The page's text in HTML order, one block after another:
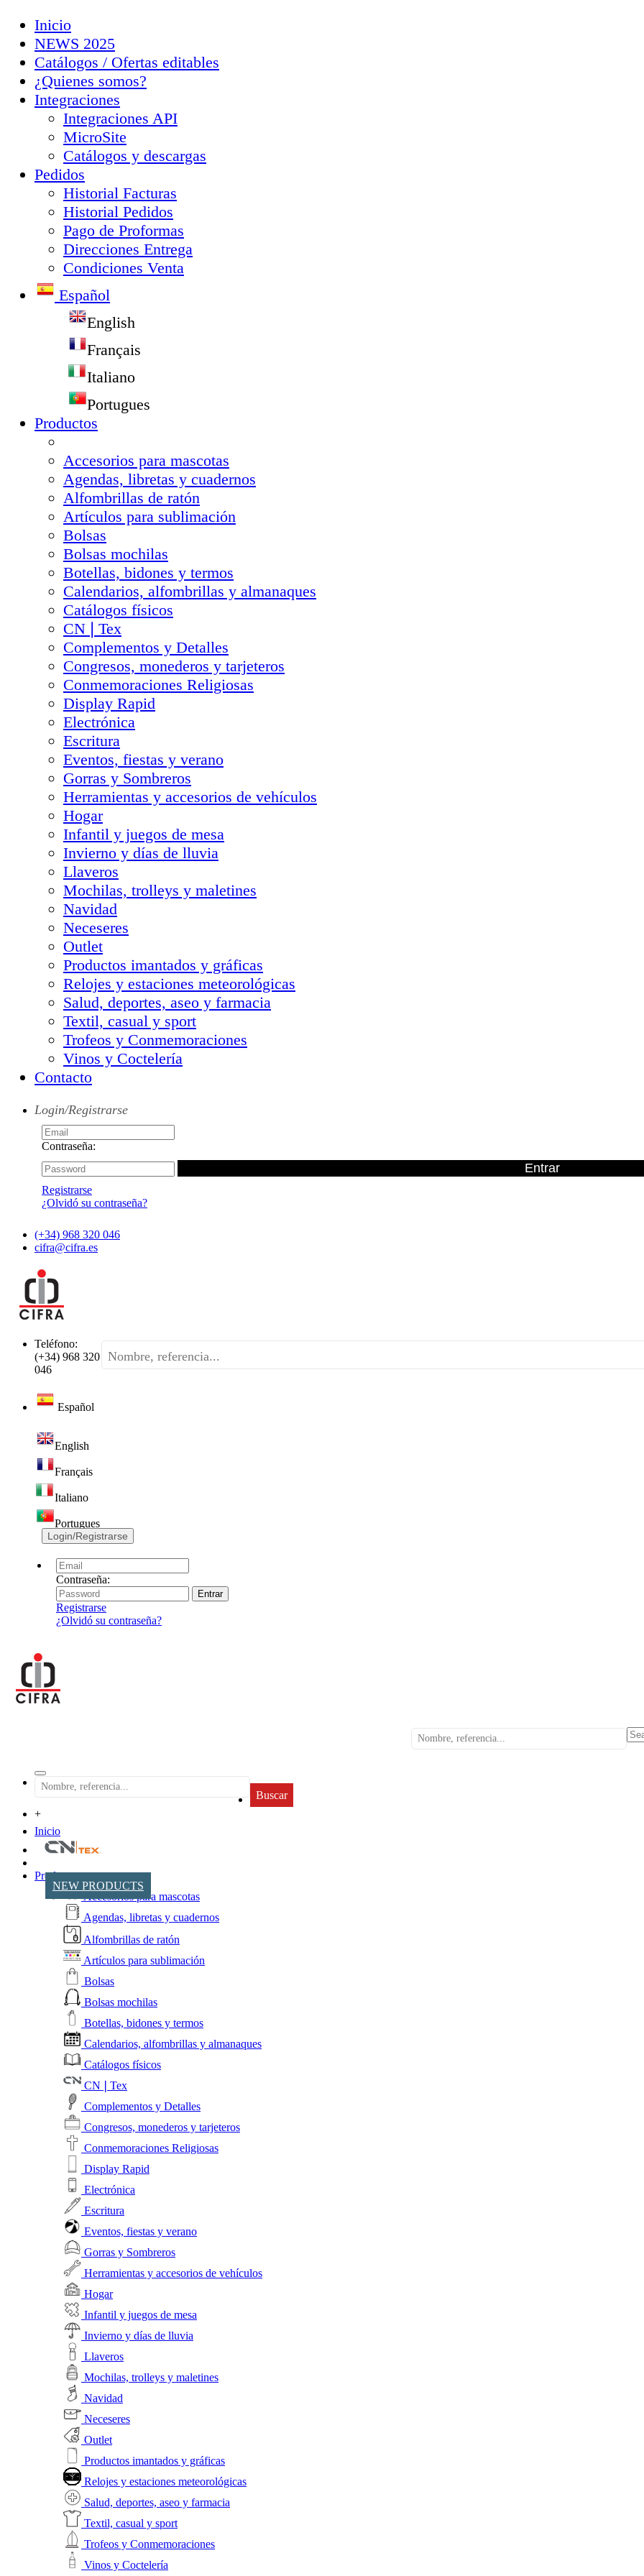
Inicio
NEWS 2025
Catálogos / Ofertas editables
¿Quienes somos?
Integraciones
Integraciones API
MicroSite
Catálogos y descargas
Pedidos
Historial Facturas
Historial Pedidos
Pago de Proformas
Direcciones Entrega
Condiciones Venta
Español
English
Français
Italiano
Portugues
Productos
Accesorios para mascotas
Agendas, libretas y cuadernos
Alfombrillas de ratón
Artículos para sublimación
Bolsas
Bolsas mochilas
Botellas, bidones y termos
Calendarios, alfombrillas y almanaques
Catálogos físicos
CN❘Tex
Complementos y Detalles
Congresos, monederos y tarjeteros
Conmemoraciones Religiosas
Display Rapid
Electrónica
Escritura
Eventos, fiestas y verano
Gorras y Sombreros
Herramientas y accesorios de vehículos
Hogar
Infantil y juegos de mesa
Invierno y días de lluvia
Llaveros
Mochilas, trolleys y maletines
Navidad
Neceseres
Outlet
Productos imantados y gráficas
Relojes y estaciones meteorológicas
Salud, deportes, aseo y farmacia
Textil, casual y sport
Trofeos y Conmemoraciones
Vinos y Coctelería
Contacto
Login/Registrarse
Contraseña:
Registrarse
¿Olvidó su contraseña?
(+34) 968 320 046
cifra@cifra.es
Teléfono:
(+34) 968 320
046
Español
English
Français
Italiano
Portugues
Login/Registrarse
Contraseña:
Registrarse
¿Olvidó su contraseña?
Buscar
+
Inicio
NEW PRODUCTS
Productos
Accesorios para mascotas
Agendas, libretas y cuadernos
Alfombrillas de ratón
Artículos para sublimación
Bolsas
Bolsas mochilas
Botellas, bidones y termos
Calendarios, alfombrillas y almanaques
Catálogos físicos
CN❘Tex
Complementos y Detalles
Congresos, monederos y tarjeteros
Conmemoraciones Religiosas
Display Rapid
Electrónica
Escritura
Eventos, fiestas y verano
Gorras y Sombreros
Herramientas y accesorios de vehículos
Hogar
Infantil y juegos de mesa
Invierno y días de lluvia
Llaveros
Mochilas, trolleys y maletines
Navidad
Neceseres
Outlet
Productos imantados y gráficas
Relojes y estaciones meteorológicas
Salud, deportes, aseo y farmacia
Textil, casual y sport
Trofeos y Conmemoraciones
Vinos y Coctelería